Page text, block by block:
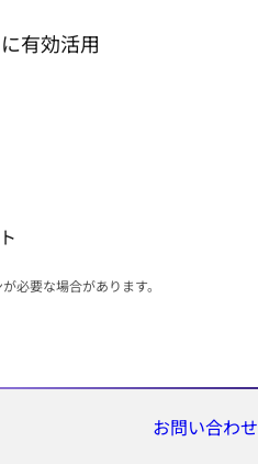
有効活用
必要な場合があります。
お問い合わせ